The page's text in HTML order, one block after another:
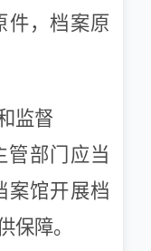
件，档案原
监督
部门应当
案馆开展档
保障。